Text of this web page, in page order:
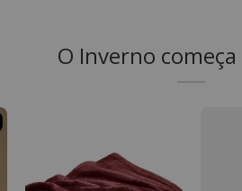
O Inverno